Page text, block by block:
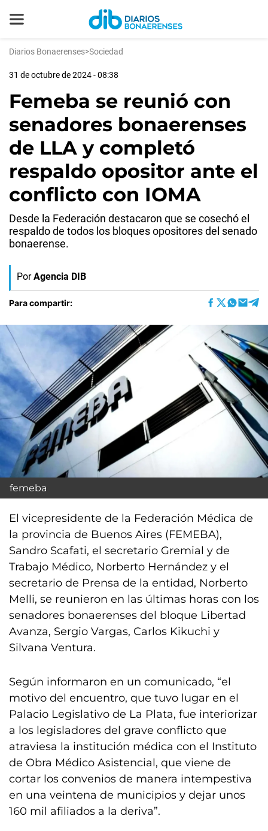
Diarios Bonaerenses>Sociedad
31 de octubre de 2024 - 08:38
Femeba se reunió con
senadores bonaerenses
de LLA y completó
respaldo opositor ante el
conflicto con IOMA
Desde la Federación destacaron que se cosechó el
respaldo de todos los bloques opositores del senado
bonaerense.
Por Agencia DIB
Para compartir:
femeba
El vicepresidente de la Federación Médica de
la provincia de Buenos Aires (FEMEBA),
Sandro Scafati, el secretario Gremial y de
Trabajo Médico, Norberto Hernández y el
secretario de Prensa de la entidad, Norberto
Melli, se reunieron en las últimas horas con los
senadores bonaerenses del bloque Libertad
Avanza, Sergio Vargas, Carlos Kikuchi y
Silvana Ventura.
Según informaron en un comunicado, “el
motivo del encuentro, que tuvo lugar en el
Palacio Legislativo de La Plata, fue interiorizar
a los legisladores del grave conflicto que
atraviesa la institución médica con el Instituto
de Obra Médico Asistencial, que viene de
cortar los convenios de manera intempestiva
en una veintena de municipios y dejar unos
160 mil afiliados a la deriva”.